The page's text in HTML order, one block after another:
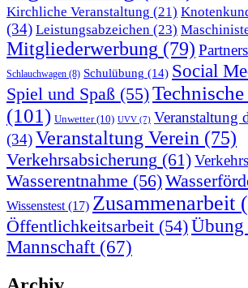
Kirchliche Veranstaltung (21)
(34) Leistungsabzeichen (23)
Mitgliederwerbung (79)
Schlauchwagen (8) Schulübung (14) Social
Spiel und Spaß (55)
(101) Unwetter(10) UVV (7) Veranstaltung
(34)Veranstaltung Verein (75)
Verkehrsabsicherung (61)
Wasserentnahme (56)
Wissenstest(17) Zusammenarbeit
Öffentlichkeitsarbeit (54)Übung
Mannschaft(67)